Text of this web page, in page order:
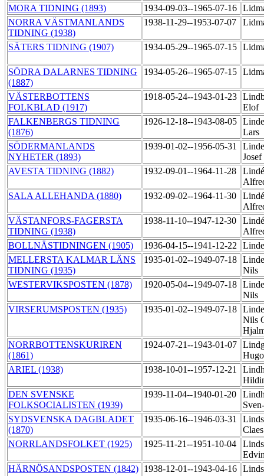
MORA TIDNING (1893)
1934-09-03--1965-07-16
NORRA VÄSTMANLANDS
TIDNING (1938)
1938-11-29--1953-07-07
SÄTERS TIDNING (1907) 1934-05-29--1965-07-15
SÖDRA DALARNES TIDNING
(1887)
1934-05-26--1965-07-15
VÄSTERBOTTENS
FOLKBLAD (1917)
1918-05-24--1943-01-23
Elof
FALKENBERGS TIDNING
(1876)
1926-12-18--1943-08-05
Lars
SÖDERMANLANDS
NYHETER (1893)
1939-01-02--1956-05-31
Josef
AVESTA TIDNING (1882)
1932-09-01--1964-11-28
SALA ALLEHANDA (1880)
1932-09-02--1964-11-30
VÄSTANFORS-FAGERSTA
TIDNING (1938)
1938-11-10--1947-12-30
BOLLNÄSTIDNINGEN (1905)
1936-04-15--1941-12-22
MELLERSTA KALMAR LÄNS
TIDNING (1935)
1935-01-02--1949-07-18
Nils
WESTERVIKSPOSTEN (1878)
1920-05-04--1949-07-18
Nils
VIRSERUMSPOSTEN (1935)
1935-01-02--1949-07-18
Nils
NORRBOTTENSKURIREN
(1861)
1924-07-21--1943-01-07
ARIEL (1938)
1938-10-01--1957-12-21
DEN SVENSKE
FOLKSOCIALISTEN (1939)
1939-11-04--1940-01-20
SYDSVENSKA DAGBLADET
(1870)
1935-06-16--1946-03-31
NORRLANDSFOLKET (1925)
1925-11-21--1951-10-04
HÄRNÖSANDSPOSTEN (1842) 1938-12-01--1943-04-16